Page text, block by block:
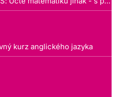
kurz anglického jazyka